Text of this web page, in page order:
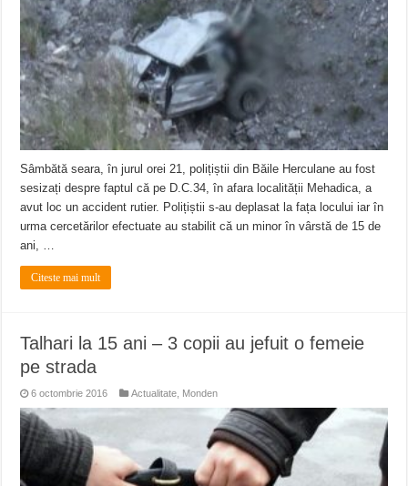
ANUNŢ OPRIRE APĂ în CARANSEBEȘ – 04.08.2026 – avarie – Calea
ANUNŢ OPRIRE APĂ în CARANSEBEȘ avarie
Sâmbătă seara, în jurul orei 21, polițiștii din Băile Herculane au fost
sesizați despre faptul că pe D.C.34, în afara localității Mehadica, a
avut loc un accident rutier. Polițiștii s-au deplasat la fața locului iar în
urma cercetărilor efectuate au stabilit că un minor în vârstă de 15 de
ani, …
Citeste mai mult
Talhari la 15 ani – 3 copii au jefuit o femeie
pe strada
6 octombrie 2016 Actualitate Monden